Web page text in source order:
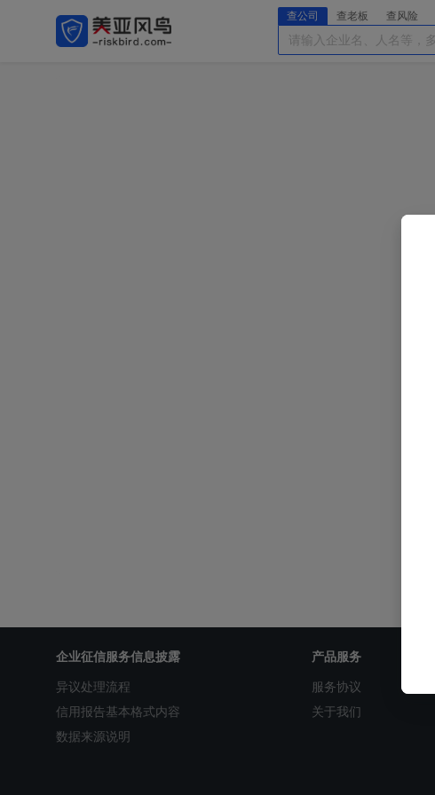
查公司 查老板 查风险
企业征信服务信息披露
异议处理流程
信用报告基本格式内容
数据来源说明
产品服务
服务协议
关于我们